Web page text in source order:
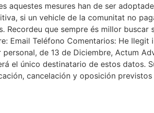
aquestes mesures han de ser
si un vehicle de la comunitat no
que sempre és millor
Email Teléfono Comentarios: He
de 13 de Diciembre, Actum
el único destinatario de estos datos.
cancelación y oposición